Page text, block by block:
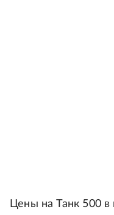
Цены на Танк 500 в